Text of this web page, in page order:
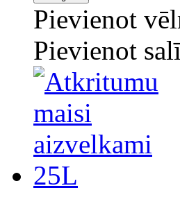
Pievienot
Pievienot